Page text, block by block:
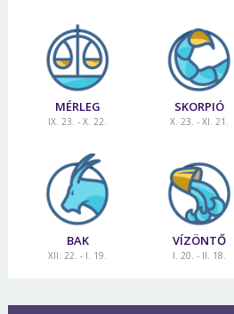
MÉRLEG
IX. 23. - X. 22.
SKORPIÓ
X. 23. - XI. 21.
BAK
XII. 22. - I. 19.
VÍZÖNTŐ
I. 20. - II. 18.